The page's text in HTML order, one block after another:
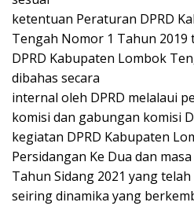
ketentuan Peraturan DPRD
Tengah Nomor 1 Tahun
DPRD Kabupaten Lombok
dibahas secara
internal oleh DPRD melalaui
komisi dan gabungan komisi
kegiatan DPRD Kabupaten
Persidangan Ke Dua dan
Tahun Sidang 2021 yang
seiring dinamika yang